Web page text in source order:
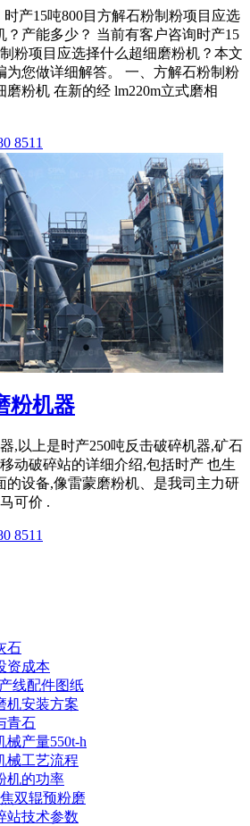
时产15吨800目方解石粉制粉项目应选
？产能多少？ 当前有客户咨询时产15
粉项目应选择什么超细磨粉机？本文
为您做详细解答。 一、方解石粉制粉
粉机 在新的经 lm220m立式磨相
8511
粉机器
,以上是时产250吨反击破碎机器,矿石
动破碎站的详细介绍,包括时产 也生
的设备,像雷蒙磨粉机、是我司主力研
可价 .
8511
石
资成本
线配件图纸
机安装方案
青石
械产量550t-h
械工艺流程
机的功率
双辊预粉磨
站技术参数